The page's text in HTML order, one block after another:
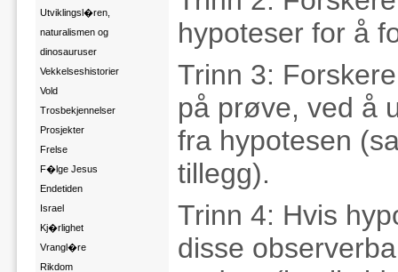
Utviklingsl�ren,
naturalismen og
dinosauruser
Vekkelseshistorier
Vold
Trosbekjennelser
Prosjekter
Frelse
F�lge Jesus
Endetiden
Israel
Kj�rlighet
Vrangl�re
Rikdom
hypoteser for å
Trinn 3:
på prøve, ved å
fra hypotesen
tillegg).
Trinn 4: Hvis
disse